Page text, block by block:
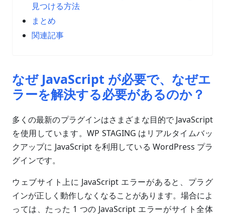
見つける方法
まとめ
関連記事
なぜ JavaScript が必要で、なぜエ
ラーを解決する必要があるのか？
多くの最新のプラグインはさまざまな目的で JavaScript
を使用しています。WP STAGING はリアルタイムバッ
クアップに JavaScript を利用している WordPress プラ
グインです。
ウェブサイト上に JavaScript エラーがあると、プラグ
インが正しく動作しなくなることがあります。場合によ
っては、たった 1 つの JavaScript エラーがサイト全体